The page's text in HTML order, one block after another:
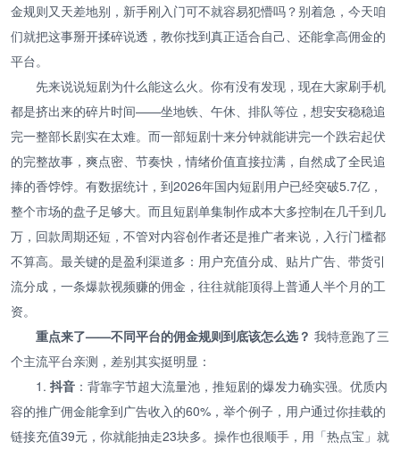
金规则又天差地别，新手刚入门可不就容易犯懵吗？别着急，今天咱
们就把这事掰开揉碎说透，教你找到真正适合自己、还能拿高佣金的
平台。
先来说说短剧为什么能这么火。你有没有发现，现在大家刷手机
都是挤出来的碎片时间——坐地铁、午休、排队等位，想安安稳稳追
完一整部长剧实在太难。而一部短剧十来分钟就能讲完一个跌宕起伏
的完整故事，爽点密、节奏快，情绪价值直接拉满，自然成了全民追
捧的香饽饽。有数据统计，到2026年国内短剧用户已经突破5.7亿，
整个市场的盘子足够大。而且短剧单集制作成本大多控制在几千到几
万，回款周期还短，不管对内容创作者还是推广者来说，入行门槛都
不算高。最关键的是盈利渠道多：用户充值分成、贴片广告、带货引
流分成，一条爆款视频赚的佣金，往往就能顶得上普通人半个月的工
资。
重点来了——不同平台的佣金规则到底该怎么选？ 我特意跑了三
个主流平台亲测，差别其实挺明显：
1. 抖音 ：背靠字节超大流量池，推短剧的爆发力确实强。优质内
容的推广佣金能拿到广告收入的60%，举个例子，用户通过你挂载的
链接充值39元，你就能抽走23块多。操作也很顺手，用「热点宝」就